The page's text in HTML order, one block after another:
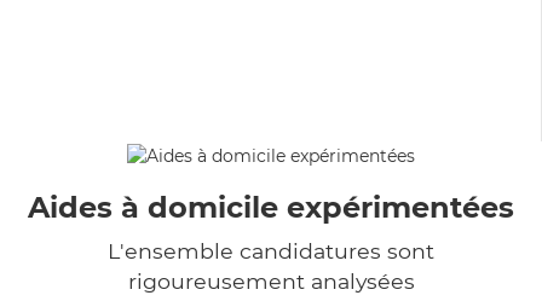
Aides à domicile expérimentées
L'ensemble candidatures sont
rigoureusement analysées